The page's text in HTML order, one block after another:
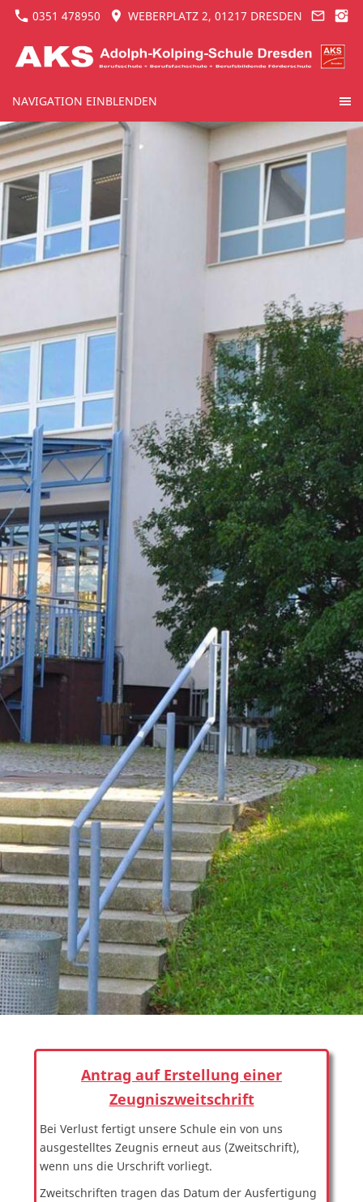
0351 478950 WEBERPLATZ 2, 01217 DRESDEN
NAVIGATION EINBLENDEN
Antrag auf Erstellung einer
Zeugniszweitschrift
Bei Verlust fertigt unsere Schule ein von uns
ausgestelltes Zeugnis erneut aus (Zweitschrift),
wenn uns die Urschrift vorliegt.
Zweitschriften tragen das Datum der Ausfertigung